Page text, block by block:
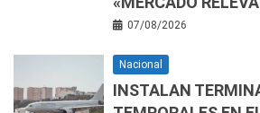
07/08/2026
Nacional
INSTALAN